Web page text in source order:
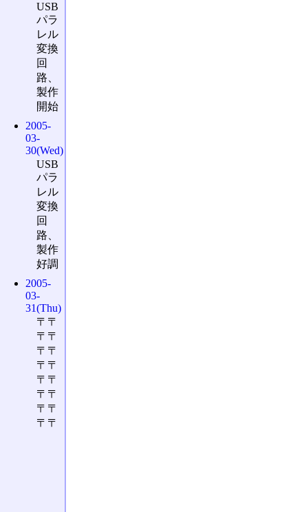
USB
パラ
レル
変換
回
路、
製作
開始
2005-
03-
30(Wed)
USB
パラ
レル
変換
回
路、
製作
好調
2005-
03-
31(Thu)
〒〒
〒〒
〒〒
〒〒
〒〒
〒〒
〒〒
〒〒